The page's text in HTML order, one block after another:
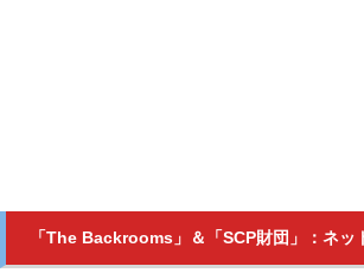
「The Backrooms」＆「SCP財団」：ネッ